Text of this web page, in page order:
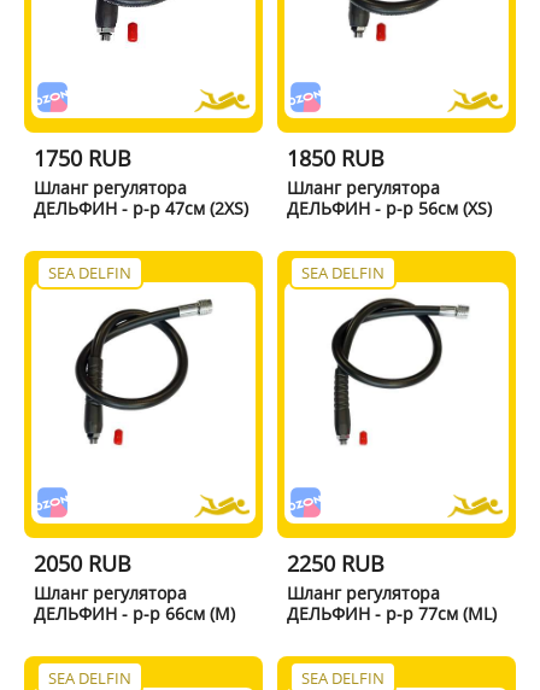
1750 RUB
Шланг регулятора
ДЕЛЬФИН - р-р 47см (2XS)
1850 RUB
Шланг регулятора
ДЕЛЬФИН - р-р 56см (XS)
SEA DELFIN
2050 RUB
Шланг регулятора
ДЕЛЬФИН - р-р 66см (M)
SEA DELFIN
2250 RUB
Шланг регулятора
ДЕЛЬФИН - р-р 77см (ML)
SEA DELFIN SEA DELFIN